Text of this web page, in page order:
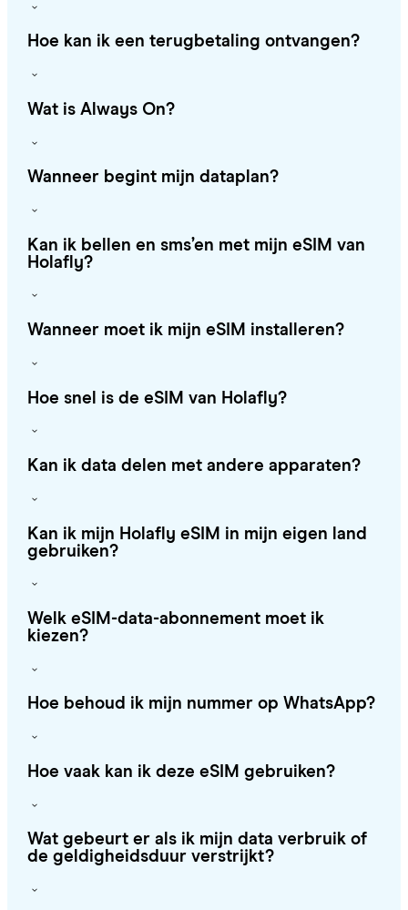
Hoe kan ik een terugbetaling ontvangen?
Wat is Always On?
Wanneer begint mijn dataplan?
Kan ik bellen en sms’en met mijn eSIM van
Holafly?
Wanneer moet ik mijn eSIM installeren?
Hoe snel is de eSIM van Holafly?
Kan ik data delen met andere apparaten?
Kan ik mijn Holafly eSIM in mijn eigen land
gebruiken?
Welk eSIM-data-abonnement moet ik
kiezen?
Hoe behoud ik mijn nummer op WhatsApp?
Hoe vaak kan ik deze eSIM gebruiken?
Wat gebeurt er als ik mijn data verbruik of
de geldigheidsduur verstrijkt?